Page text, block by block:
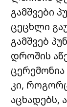
გამშვები
ცეცხლი
გამშვებ
დროშის
კი,
აცხადებს,